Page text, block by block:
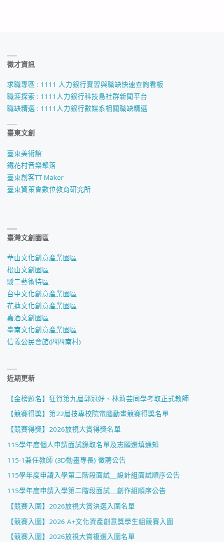
徵才資訊
求職專區 : 1111 人力銀行實習與職缺快速查詢看板
職涯探索 : 1111人力銀行科技島社群新聞平台
職缺精選 : 1111人力銀行數媒系相關職缺精選
臺東文創
臺東美術館
鐵花村音樂聚落
臺東創客TT Maker
臺東資策會數位教育研究所
臺灣文創園區
華山文化創意產業園區
松山文創園區
駁二藝術特區
台中文化創意產業園區
花蓮文化創意產業園區
嘉酒文創園區
臺南文化創意產業園區
信義公民會館(四四南村)
近期更新
【金榜題名】狂賀第九屆郭冠妤、林莉芸同學考取正式教師
【競賽得獎】第22屆技專校院電腦動畫競賽得獎名單
【競賽得獎】2026放視大賞得獎名單
115學年度個人申請面試錄取名單及志願選填通知
115-1兼任教師 (3D動畫專長) 徵聘公告
115學年度申請入學第二階段面試＿設計組面試順序公告
115學年度申請入學第二階段面試＿創作組順序公告
【競賽入圍】2026放視大賞決選入圍名單
【競賽入圍】2026 A+文化資產創意獎學生組競賽入圍
【競賽入圍】2026放視大賞複選入圍名單